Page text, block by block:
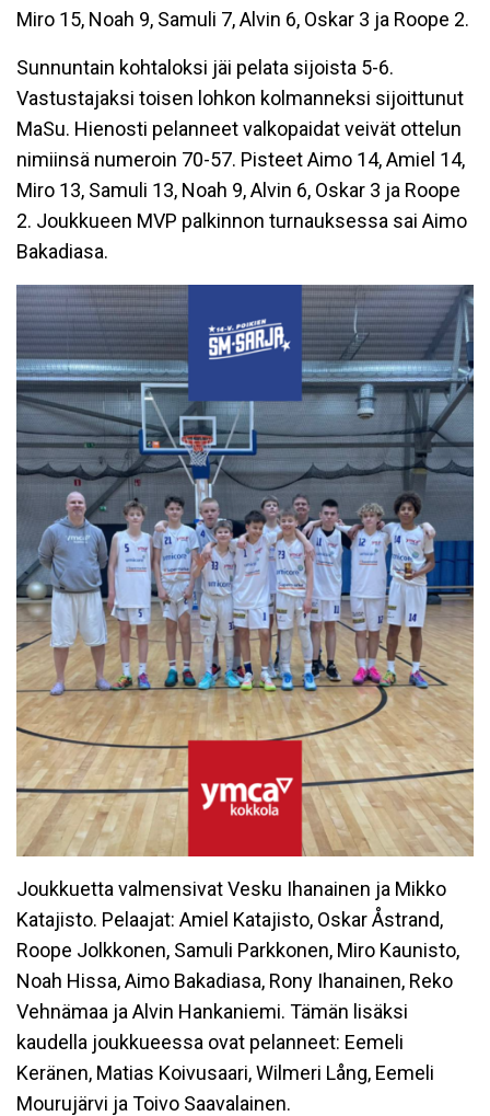
Miro 15, Noah 9, Samuli 7, Alvin 6, Oskar 3 ja Roope 2.
Sunnuntain kohtaloksi jäi pelata sijoista 5-6.
Vastustajaksi toisen lohkon kolmanneksi sijoittunut
MaSu. Hienosti pelanneet valkopaidat veivät ottelun
nimiinsä numeroin 70-57. Pisteet Aimo 14, Amiel 14,
Miro 13, Samuli 13, Noah 9, Alvin 6, Oskar 3 ja Roope
2. Joukkueen MVP palkinnon turnauksessa sai Aimo
Bakadiasa.
Joukkuetta valmensivat Vesku Ihanainen ja Mikko
Katajisto. Pelaajat: Amiel Katajisto, Oskar Åstrand,
Roope Jolkkonen, Samuli Parkkonen, Miro Kaunisto,
Noah Hissa, Aimo Bakadiasa, Rony Ihanainen, Reko
Vehnämaa ja Alvin Hankaniemi. Tämän lisäksi
kaudella joukkueessa ovat pelanneet: Eemeli
Keränen, Matias Koivusaari, Wilmeri Lång, Eemeli
Mourujärvi ja Toivo Saavalainen.